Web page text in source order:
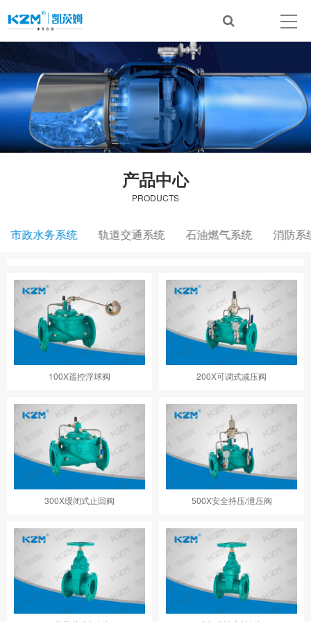
产品中心
PRODUCTS
市政水务系统 轨道交通系统 石油燃气系统 消防系
100X遥控浮球阀 200X可调式减压阀
300X缓闭式止回阀 500X安全持压/泄压阀